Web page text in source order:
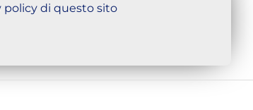
policy di questo sito